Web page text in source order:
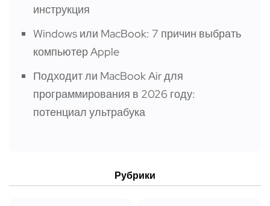
инструкция
Windows или MacBook: 7 причин выбрать
компьютер Apple
Подходит ли MacBook Air для
программирования в 2026 году:
потенциал ультрабука
Рубрики